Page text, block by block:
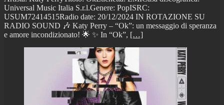
Universal Music Italia S.r.l.Genere: PopISRC:
USUM72414515Radio date: 20/12/2024 IN ROTAZIONE SU
RADIO SOUND 🎶 Katy Perry – “Ok”: un messaggio di speranza
e amore incondizionato! 🌟 ✨ In “Ok”, […]